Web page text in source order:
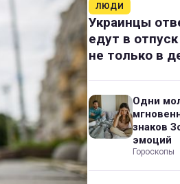
ЛЮДИ
Украинцы
едут в
не только в
Одни
знаков
эмоций
Гороскопы